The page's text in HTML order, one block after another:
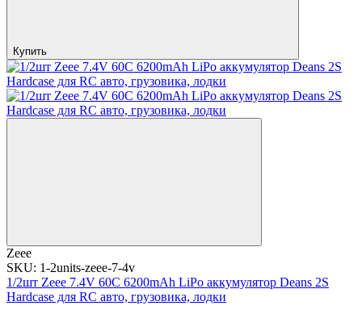
Купить
Zeee
SKU: 1-2units-zeee-7-4v
1/2шт Zeee 7.4V 60C 6200mAh LiPo аккумулятор Deans 2S
Hardcase для RC авто, грузовика, лодки